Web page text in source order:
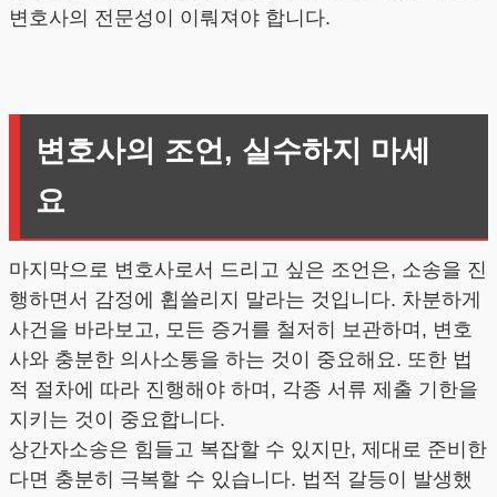
변호사의 전문성이 이뤄져야 합니다.
변호사의 조언, 실수하지 마세
요
마지막으로 변호사로서 드리고 싶은 조언은, 소송을 진
행하면서 감정에 휩쓸리지 말라는 것입니다. 차분하게
사건을 바라보고, 모든 증거를 철저히 보관하며, 변호
사와 충분한 의사소통을 하는 것이 중요해요. 또한 법
적 절차에 따라 진행해야 하며, 각종 서류 제출 기한을
지키는 것이 중요합니다.
상간자소송은 힘들고 복잡할 수 있지만, 제대로 준비한
다면 충분히 극복할 수 있습니다. 법적 갈등이 발생했